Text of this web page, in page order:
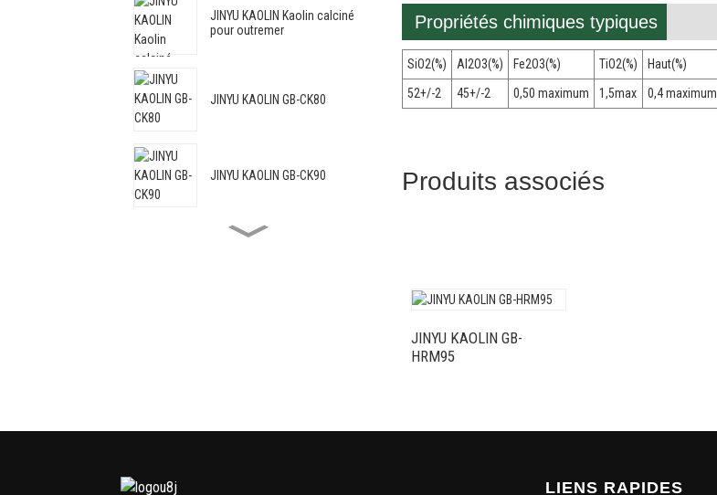
JINYU KAOLIN Kaolin calciné
pour outremer
JINYU KAOLIN GB-CK80
JINYU KAOLIN GB-CK90
Propriétés chimiques typiques
SiO2(%) Al2O3(%) Fe2O3(%) TiO2(%) Haut(%)
52+/-2
45+/-2 0,50 maximum 1,5max 0,4 maximum
Produits associés
JINYU KAOLIN GB-
HRM95
LIENS RAPIDES